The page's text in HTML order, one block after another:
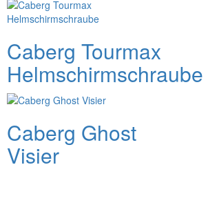
Caberg Tourmax
Helmschirmschraube
Caberg Ghost
Visier